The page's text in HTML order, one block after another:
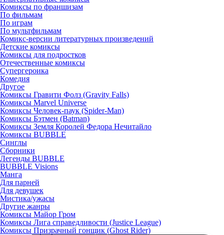
Комиксы по франшизам
По фильмам
По играм
По мультфильмам
Комикс-версии литературных произведений
Детские комиксы
Комиксы для подростков
Отечественные комиксы
Супергероика
Комедия
Другое
Комиксы Гравити Фолз (Gravity Falls)
Комиксы Marvel Universe
Комиксы Человек-паук (Spider-Man)
Комиксы Бэтмен (Batman)
Комиксы Земля Королей Федора Нечитайло
Комиксы BUBBLE
Синглы
Сборники
Легенды BUBBLE
BUBBLE Visions
Манга
Для парней
Для девушек
Мистика/ужасы
Другие жанры
Комиксы Майор Гром
Комиксы Лига справедливости (Justice League)
Комиксы Призрачный гонщик (Ghost Rider)